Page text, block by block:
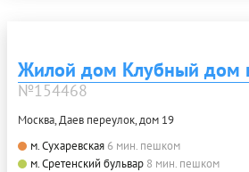
Жилой дом Клубный дом
№154468
Москва, Даев переулок, дом 19
м. Сухаревская 6 мин. пешком
м. Сретенский бульвар 8 мин. пешком